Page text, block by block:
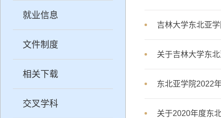
就业信息
文件制度
相关下载
交叉学科
吉林大学东北亚
关于吉林大学东
东北亚学院2022
关于2020年度东